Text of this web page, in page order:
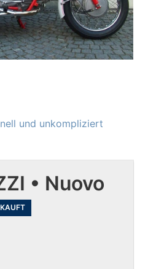
und unkompliziert
• Nuovo